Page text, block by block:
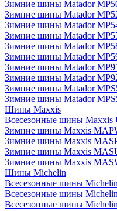
Зимние шины Matador
Зимние шины Matador
Зимние шины Matador
Зимние шины Matador
Зимние шины Matador
Зимние шины Matador
Зимние шины Matador
Зимние шины Matador
Зимние шины Matador
Зимние шины Matador
Шины Maxxis
Всесезонные шины Maxxis
Зимние шины Maxxis
Зимние шины Maxxis
Зимние шины Maxxis
Зимние шины Maxxis
Шины Michelin
Всесезонные шины
Всесезонные шины
Всесезонные шины